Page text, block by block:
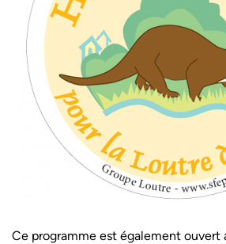
Ce programme est également ouvert